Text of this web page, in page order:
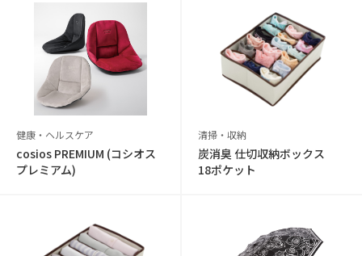
健康・ヘルスケア
cosios PREMIUM (コシオス
プレミアム)
清掃・収納
炭消臭 仕切収納ボックス
18ポケット